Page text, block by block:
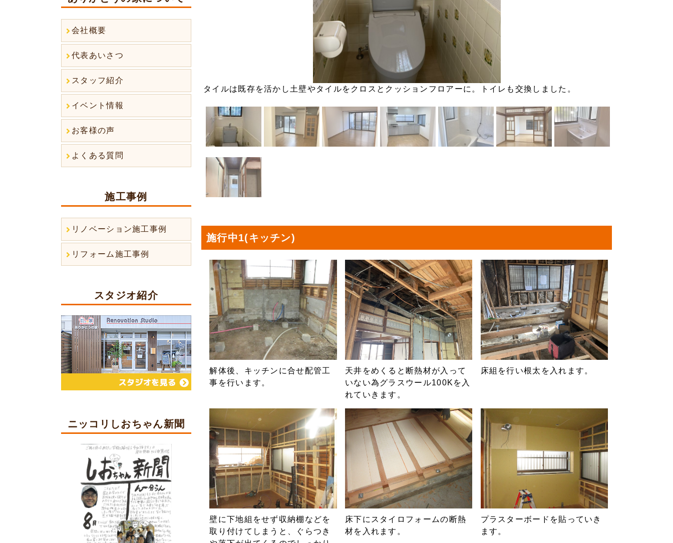
タイルは既存を活かし土壁やタイルをクロスとクッションフロアーに。トイレも交換しました。
施行中1(キッチン)
解体後、キッチンに合せ配管工
事を行います。
天井をめくると断熱材が入って
いない為グラスウール100Kを入
れていきます。
床組を行い根太を入れます。
壁に下地組をせず収納棚などを
取り付けてしまうと、ぐらつき
床下にスタイロフォームの断熱
材を入れます。
プラスターボードを貼っていき
ます。
会社概要
代表あいさつ
スタッフ紹介
イベント情報
お客様の声
よくある質問
施工事例
リノベーション施工事例
リフォーム施工事例
スタジオ紹介
ニッコリしおちゃん新聞